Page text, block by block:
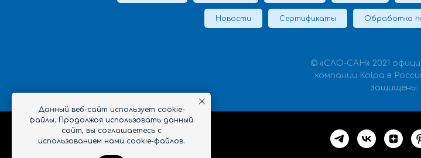
Новости Сертификаты Обработка
© «СЛО-САН» 2021
компании Kolpa в
защищены
Данный веб-сайт использует cookie-
файлы. Продолжая использовать данный
сайт, вы соглашаетесь с
использованием нами cookie-файлов.